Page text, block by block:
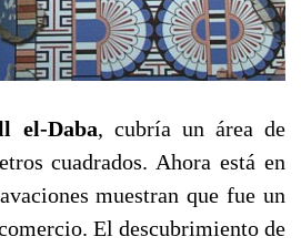
el-Daba, cubría un área de
cuadrados. Ahora está en
muestran que fue un
El descubrimiento de